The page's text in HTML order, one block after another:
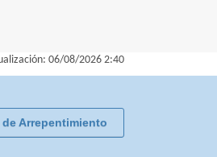
06/08/2026 2:40
Arrepentimiento